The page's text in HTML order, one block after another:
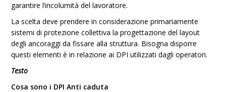
garantire l’incolumità del lavoratore.
La scelta deve prendere in considerazione primariamente
sistemi di protezione collettiva la progettazione del layout
degli ancoraggi da fissare alla struttura. Bisogna disporre
questi elementi è in relazione ai DPI utilizzati dagli operatori.
Testo
Cosa sono i DPI Anti caduta